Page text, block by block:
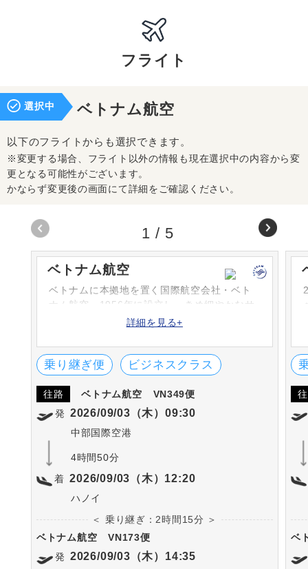
フライト
選択中 ベトナム航空
以下のフライトからも選択できます。
※変更する場合、フライト以外の情報も現在選択中の内容から変
更となる可能性がございます。
かならず変更後の画面にて詳細をご確認ください。
ベトナム航空
ベトナムに本拠地を置く国際航空会社・ベト
ナム航空。1956年に設立し、きめ細やかなサ
ービスとあたたかいもてなしが定評。「スカ
トワークを広げています。
詳細を見る+
乗り継ぎ便 ビジネスクラス
往路 ベトナム航空
VN349便
発 2026/09/03（木）09:30
中部国際空港
4時間50分
着 2026/09/03（木）12:20
ハノイ
＜ 乗り継ぎ：2時間15分 ＞
ベトナム航空
VN173便
発 2026/09/03（木）14:35
ベ
1 / 5